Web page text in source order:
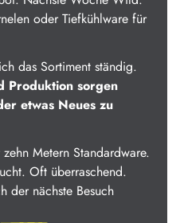
oder Tiefkühlware für
das Sortiment ständig.
Produktion sorgen
etwas Neues zu
Metern Standardware.
Oft überraschend.
der nächste Besuch